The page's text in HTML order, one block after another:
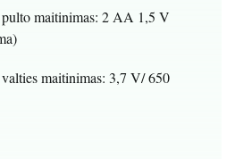
maitinimas: 2 AA 1,5 V
maitinimas: 3,7 V/ 650